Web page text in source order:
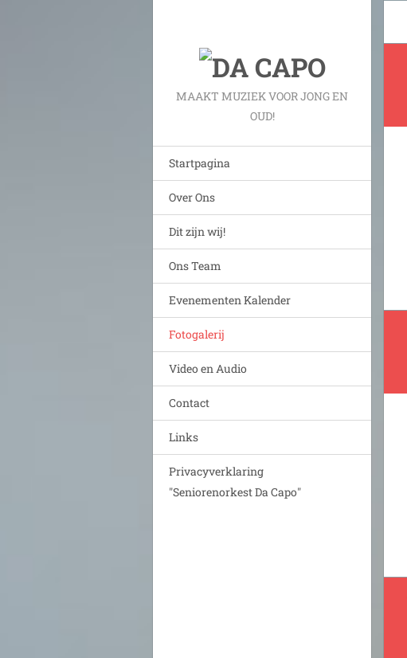
MAAKT MUZIEK VOOR JONG EN
OUD!
Startpagina
Over Ons
Dit zijn wij!
Ons Team
Evenementen Kalender
Fotogalerij
Video en Audio
Contact
Links
Privacyverklaring
"Seniorenorkest Da Capo"